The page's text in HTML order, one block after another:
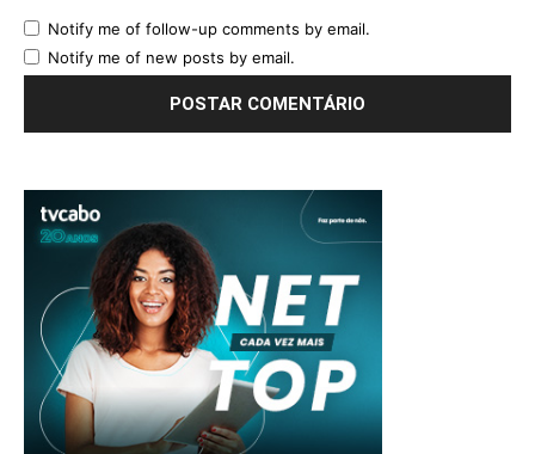
Notify me of follow-up comments by email.
Notify me of new posts by email.